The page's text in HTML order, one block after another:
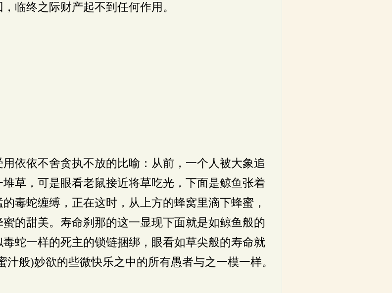
临终之际财产起不到任何作用。
依依不舍贪执不放的比喻：从前，一个人被大象追
草，可是眼看老鼠接近将草吃光，下面是鲸鱼张着
毒蛇缠缚，正在这时，从上方的蜂窝里滴下蜂蜜，
的甜美。寿命刹那的这一显现下面就是如鲸鱼般的
蛇一样的死主的锁链捆绑，眼看如草尖般的寿命就
般)妙欲的些微快乐之中的所有愚者与之一模一样。